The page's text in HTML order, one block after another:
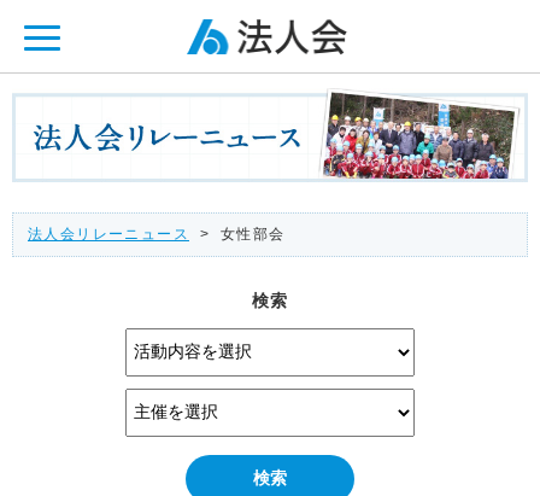
法人会リレーニュース > 女性部会
検索